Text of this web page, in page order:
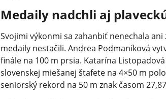
Medaily nadchli aj
Svojimi výkonmi sa zahanbiť nenechala
medaily nestačili. Andrea Podmaníková
finále na 100 m prsia. Katarína
slovenskej miešanej štafete na 4×50 m
seniorský rekord na 50 m znak časom